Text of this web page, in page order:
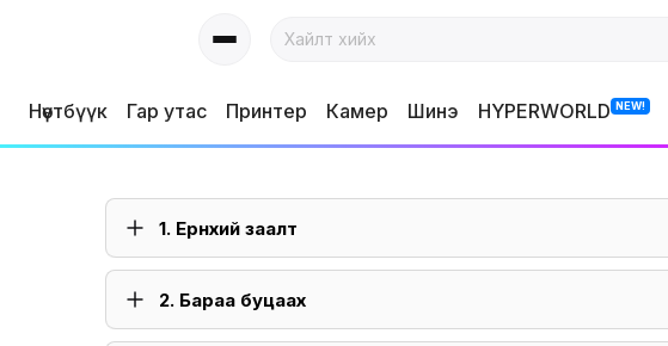
Нөүтбүүк Гар утас Принтер Камер Шинэ HYPERWORLD NEW!
1. Ерөнхий заалт
2. Бараа буцаах